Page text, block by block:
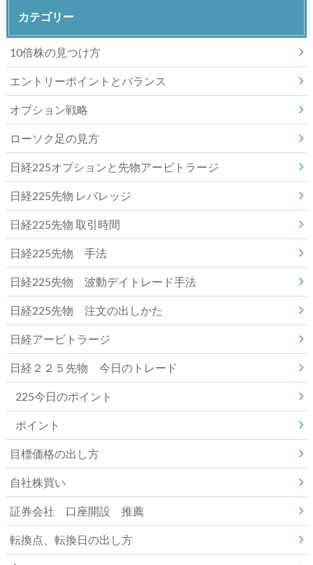
カテゴリー
10倍株の見つけ方
エントリーポイントとバランス
オプション戦略
ローソク足の見方
日経225オプションと先物アービトラージ
日経225先物 レバレッジ
日経225先物 取引時間
日経225先物 手法
日経225先物 波動デイトレード手法
日経225先物 注文の出しかた
日経アービトラージ
日経２２５先物 今日のトレード
225今日のポイント
ポイント
目標価格の出し方
自社株買い
証券会社 口座開設 推薦
転換点、転換日の出し方